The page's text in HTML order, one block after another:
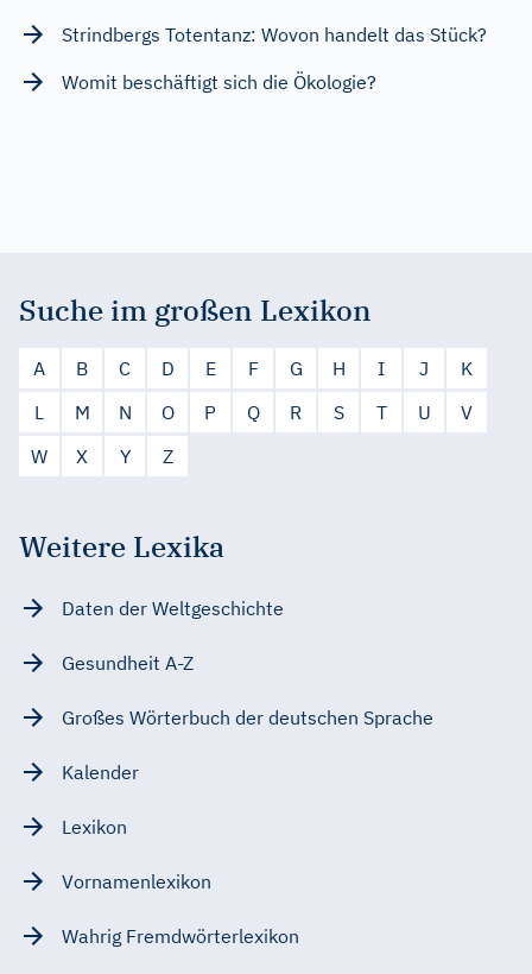
Strindbergs Totentanz: Wovon handelt das Stück?
Womit beschäftigt sich die Ökologie?
Suche im großen Lexikon
A B C D E F G H I J
K
L
M N O P Q R S T U
V
W
X Y Z
Weitere Lexika
Daten der Weltgeschichte
Gesundheit A-Z
Großes Wörterbuch der deutschen Sprache
Kalender
Lexikon
Vornamenlexikon
Wahrig Fremdwörterlexikon